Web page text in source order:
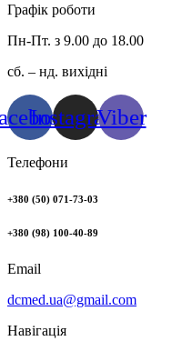
Графік роботи
Пн-Пт. з 9.00 до 18.00
сб. – нд. вихідні
InstagramViber
Телефони
+380 (50) 071-73-03
+380 (98) 100-40-89
Email
dcmed.ua@gmail.com
Навігація